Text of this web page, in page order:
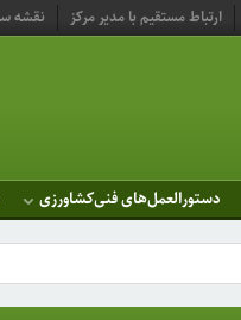
ارتباط مستقیم با مدیر مرکز نقشه
دستورالعمل‌های فنی‌کشاورزی